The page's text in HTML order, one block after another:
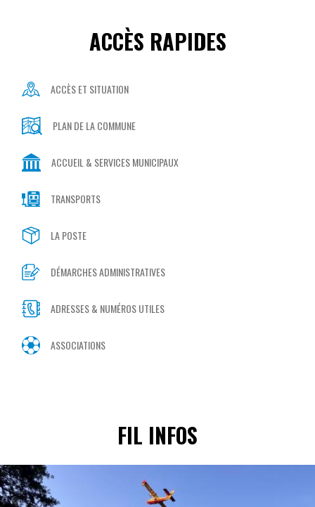
ACCÈS RAPIDES
ACCÈS ET SITUATION
PLAN DE LA COMMUNE
ACCUEIL & SERVICES MUNICIPAUX
TRANSPORTS
LA POSTE
DÉMARCHES ADMINISTRATIVES
ADRESSES & NUMÉROS UTILES
ASSOCIATIONS
FIL INFOS